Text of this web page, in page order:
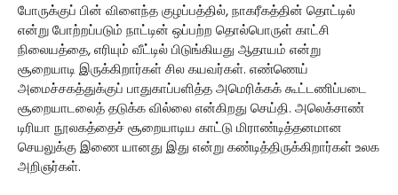
போருக்குப் பின் விளைந்த குழப்பத்தில், நாகரீகத்தின் தொட்டில்
என்று போற்றப்படும் நாட்டின் ஒப்பற்ற தொல்பொருள் காட்சி
நிலையத்தை, எரியும் வீட்டில் பிடுங்கியது ஆதாயம் என்று
சூறையாடி இருக்கிறார்கள் சில கயவர்கள். எண்ணெய்
அமைச்சகத்துக்குப் பாதுகாப்பளித்த அமெரிக்கக் கூட்டணிப்படை
சூறையாடலைத் தடுக்க வில்லை என்கிறது செய்தி. அலெக்சாண்
டிரியா நூலகத்தைச் சூறையாடிய காட்டு மிராண்டித்தனமான
செயலுக்கு இணை யானது இது என்று கண்டித்திருக்கிறார்கள் உலக
அறிஞர்கள்.